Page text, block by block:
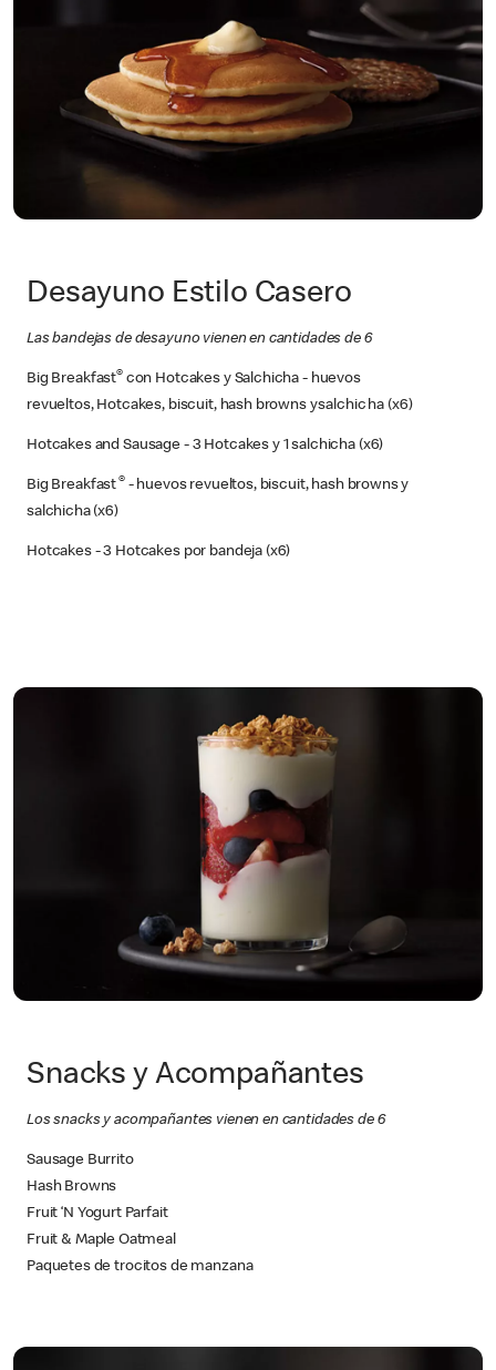
Desayuno Estilo Casero
Las bandejas de desayuno vienen en cantidades de 6
Big Breakfast® con Hotcakes y Salchicha - huevos
revueltos, Hotcakes, biscuit, hash browns ysalchicha (x6)
Hotcakes and Sausage - 3 Hotcakes y 1 salchicha (x6)
Big Breakfast ® - huevos revueltos, biscuit, hash browns y
salchicha (x6)
Hotcakes - 3 Hotcakes por bandeja (x6)
Snacks y Acompañantes
Los snacks y acompañantes vienen en cantidades de 6
Sausage Burrito
Hash Browns
Fruit ‘N Yogurt Parfait
Fruit & Maple Oatmeal
Paquetes de trocitos de manzana